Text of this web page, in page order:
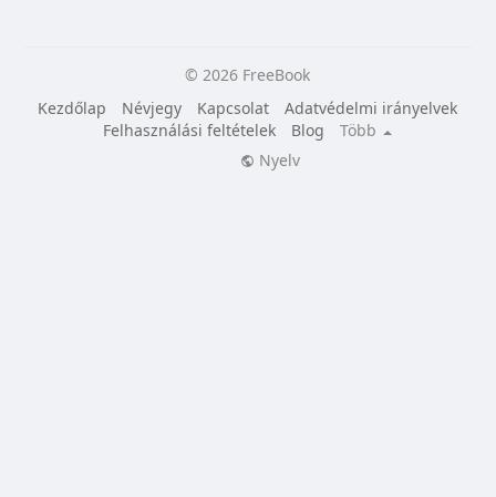
© 2026 FreeBook
Kezdőlap
Névjegy Kapcsolat
Adatvédelmi irányelvek
Felhasználási feltételek
Blog
Több
Nyelv